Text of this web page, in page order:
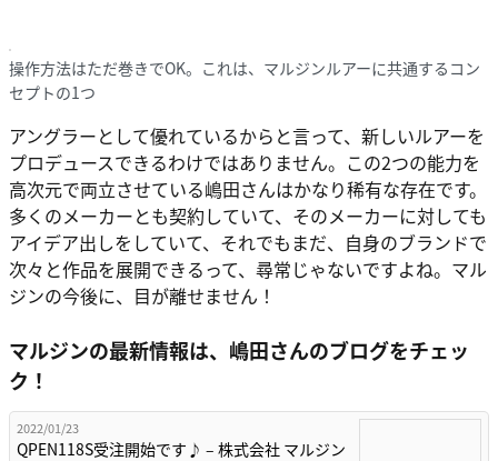
操作方法はただ巻きでOK。これは、マルジンルアーに共通するコン
セプトの1つ
アングラーとして優れているからと言って、新しいルアーを
プロデュースできるわけではありません。この2つの能力を
高次元で両立させている嶋田さんはかなり稀有な存在です。
多くのメーカーとも契約していて、そのメーカーに対しても
アイデア出しをしていて、それでもまだ、自身のブランドで
次々と作品を展開できるって、尋常じゃないですよね。マル
ジンの今後に、目が離せません！
マルジンの最新情報は、嶋田さんのブログをチェッ
ク！
2022/01/23
QPEN118S受注開始です♪ – 株式会社 マルジン